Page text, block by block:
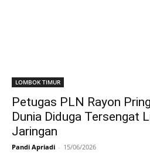
LOMBOK TIMUR
Petugas PLN Rayon
Dunia Diduga Tersengat
Jaringan
Pandi Apriadi - 15/06/2026